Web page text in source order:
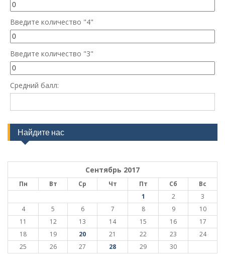
Введите количество "4"
Введите количество "3"
Средний балл:
Найдите нас
Сентябрь 2017
Пн Вт Ср Чт Пт Сб
Вс
1
2
3
4
5 6 7 8 9
10
11
12 13 14 15 16
17
18
19 20 21 22 23
24
25
26 27 28 29 30